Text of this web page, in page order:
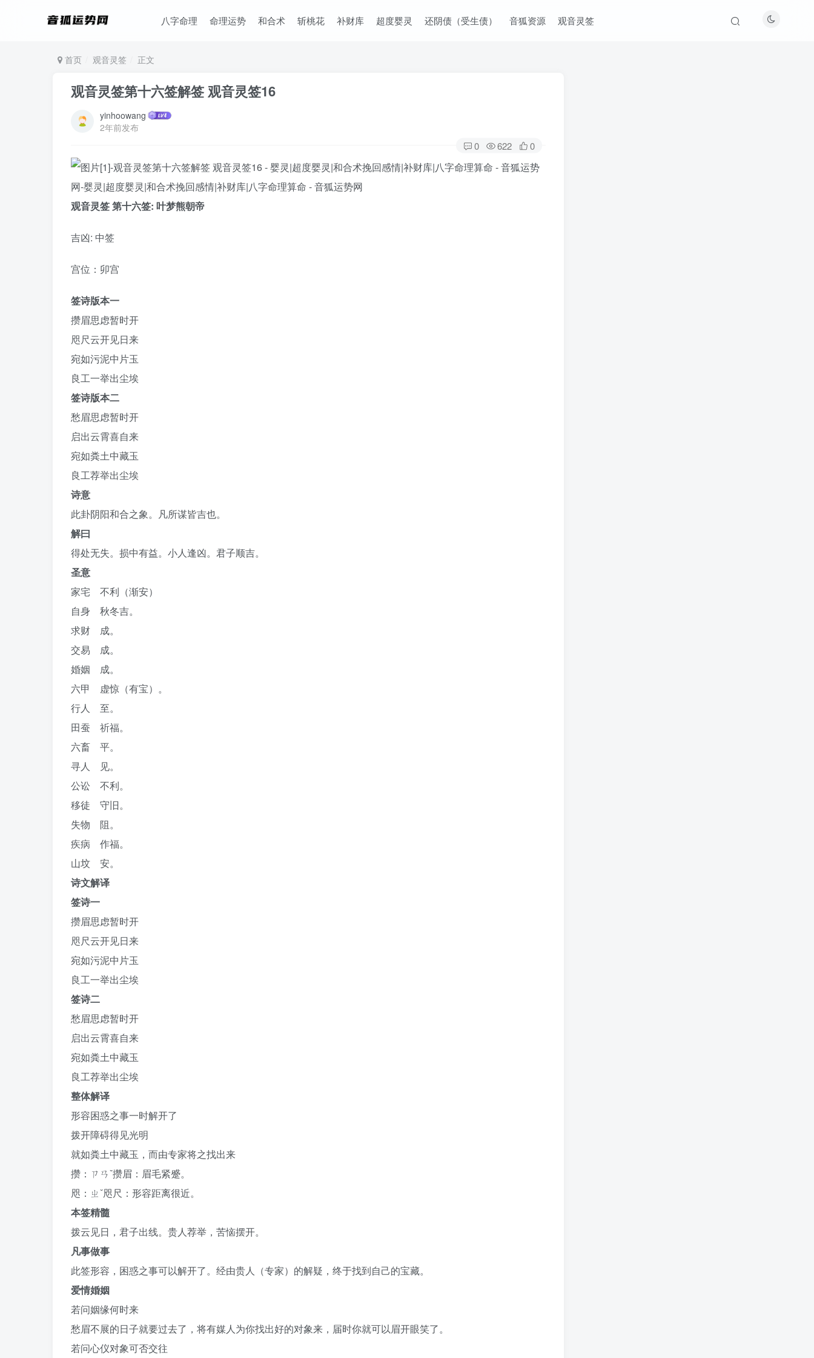
八字命理 命理运势 和合术 斩桃花 补财库 超度婴灵 还阴债（受生债） 音狐资源 观音灵签
首页 观音灵签 正文
观音灵签第十六签解签 观音灵签16
yinhoowang
2年前发布
0 622 0
观音灵签 第十六签: 叶梦熊朝帝
吉凶: 中签
宫位：卯宫
签诗版本一
攒眉思虑暂时开
咫尺云开见日来
宛如污泥中片玉
良工一举出尘埃
签诗版本二
愁眉思虑暂时开
启出云霄喜自来
宛如粪土中藏玉
良工荐举出尘埃
诗意
此卦阴阳和合之象。凡所谋皆吉也。
解曰
得处无失。损中有益。小人逢凶。君子顺吉。
圣意
家宅 不利（渐安）
自身 秋冬吉。
求财 成。
交易 成。
婚姻 成。
六甲 虚惊（有宝）。
行人 至。
田蚕 祈福。
六畜 平。
寻人 见。
公讼 不利。
移徒 守旧。
失物 阻。
疾病 作福。
山坟 安。
诗文解译
签诗一
攒眉思虑暂时开
咫尺云开见日来
宛如污泥中片玉
良工一举出尘埃
签诗二
愁眉思虑暂时开
启出云霄喜自来
宛如粪土中藏玉
良工荐举出尘埃
整体解译
形容困惑之事一时解开了
拨开障碍得见光明
就如粪土中藏玉，而由专家将之找出来
攒：ㄗㄢˇ攒眉：眉毛紧蹙。
咫：ㄓˇ咫尺：形容距离很近。
本签精髓
拨云见日，君子出线。贵人荐举，苦恼摆开。
凡事做事
此签形容，困惑之事可以解开了。经由贵人（专家）的解疑，终于找到自己的宝藏。
爱情婚姻
若问姻缘何时来
愁眉不展的日子就要过去了，将有媒人为你找出好的对象来，届时你就可以眉开眼笑了。
若问心仪对象可否交往